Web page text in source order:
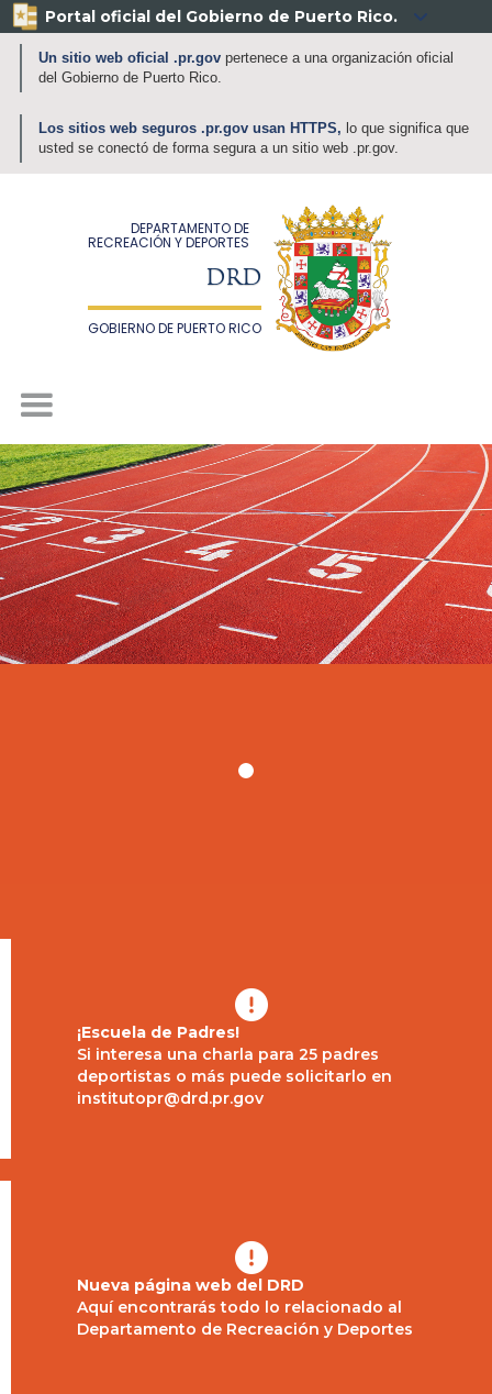
Portal oficial del Gobierno de Puerto Rico. 
Un sitio web oficial .pr.govpertenece a una organización oficial
del Gobierno de Puerto Rico.
Los sitios web seguros .pr.gov usan HTTPS, lo que significa que
usted se conectó de forma segura a un sitio web .pr.gov.
DEPARTAMENTO DE
RECREACIÓN Y DEPORTES
DRD
GOBIERNO DE PUERTO RICO

¡Escuela de Padres!
Si interesa una charla para 25 padres
deportistas o más puede solicitarlo en
institutopr@drd.pr.gov

Nueva página web del DRD
Aquí encontrarás todo lo relacionado al
Departamento de Recreación y Deportes